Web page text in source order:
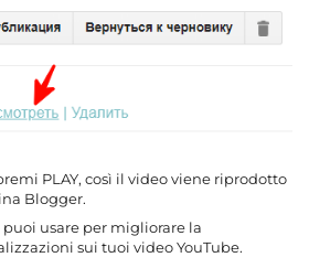
PLAY, così il video viene riprodotto
Blogger.
usare per migliorare la
sui tuoi video YouTube.